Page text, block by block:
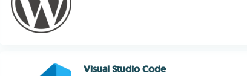
Visual Studio Code